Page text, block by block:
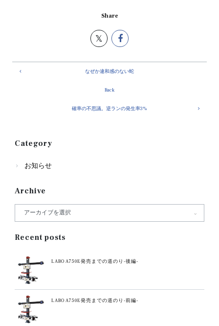
Share
なぜか違和感のない蛇
Back
確率の不思議。逆ランの発生率3%
Category
お知らせ
Archive
Recent posts
LABO A750E発売までの道のり-後編-
LABO A750E発売までの道のり-前編-